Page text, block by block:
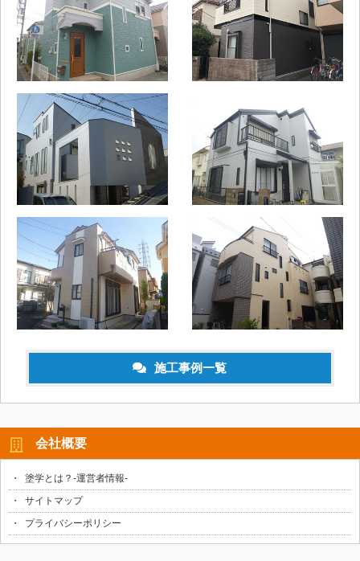
施工事例一覧
会社概要
塗学とは？-運営者情報-
サイトマップ
プライバシーポリシー